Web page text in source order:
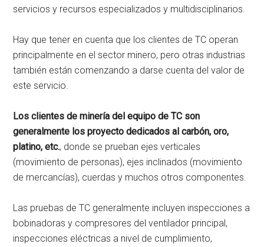
servicios y recursos especializados y multidisciplinarios.
Hay que tener en cuenta que los clientes de TC operan
principalmente en el sector minero, pero otras industrias
también están comenzando a darse cuenta del valor de
este servicio.
Los clientes de minería del equipo de TC son
generalmente los proyecto dedicados al carbón, oro,
platino, etc., donde se prueban ejes verticales
(movimiento de personas), ejes inclinados (movimiento
de mercancías), cuerdas y muchos otros componentes.
Las pruebas de TC generalmente incluyen inspecciones a
bobinadoras y compresores del ventilador principal,
inspecciones eléctricas a nivel de cumplimiento,